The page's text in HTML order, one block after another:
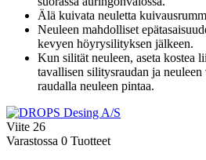
Älä kuivata neuletta
Neuleen mahdolliset
kevyen höyrysilityksen jälkeen.
Kun silität neuleen, aseta kostea
tavallisen silitysraudan ja
raudalla neuleen pintaa.
Viite 26
Varastossa 0 Tuotteet